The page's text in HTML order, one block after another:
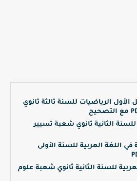
الرياضيات للسنة ثالثة ثانوي
الثانية ثانوي شعبة تسيير
اللغة العربية للسنة الأولى
للسنة الثانية ثانوي شعبة علوم